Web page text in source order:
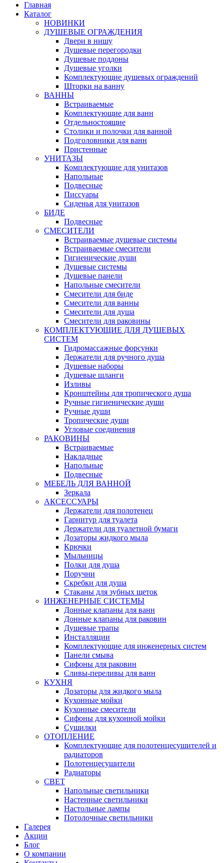
Главная
Каталог
НОВИНКИ
ДУШЕВЫЕ ОГРАЖДЕНИЯ
Двери в нишу
Душевые перегородки
Душевые поддоны
Душевые уголки
Комплектующие душевых ограждений
Шторки на ванну
ВАННЫ
Встраиваемые
Комплектующие для ванн
Отдельностоящие
Столики и полочки для ванной
Подголовники для ванн
Пристенные
УНИТАЗЫ
Комплектующие для унитазов
Напольные
Подвесные
Писсуары
Сиденья для унитазов
БИДЕ
Подвесные
СМЕСИТЕЛИ
Встраиваемые душевые системы
Встраиваемые смесители
Гигиенические души
Душевые системы
Душевые панели
Напольные смесители
Смесители для биде
Смесители для ванны
Смесители для душа
Смесители для раковины
КОМПЛЕКТУЮЩИЕ ДЛЯ ДУШЕВЫХ
СИСТЕМ
Гидромассажные форсунки
Держатели для ручного душа
Душевые наборы
Душевые шланги
Изливы
Кронштейны для тропического душа
Ручные гигиенические души
Ручные души
Тропические души
Угловые соединения
РАКОВИНЫ
Встраиваемые
Накладные
Напольные
Подвесные
МЕБЕЛЬ ДЛЯ ВАННОЙ
Зеркала
АКСЕССУАРЫ
Держатели для полотенец
Гарнитур для туалета
Держатели для туалетной бумаги
Дозаторы жидкого мыла
Крючки
Мыльницы
Полки для душа
Поручни
Скребки для душа
Стаканы для зубных щеток
ИНЖЕНЕРНЫЕ СИСТЕМЫ
Донные клапаны для ванн
Донные клапаны для раковин
Душевые трапы
Инсталляции
Комплектующие для инженерных систем
Панели смыва
Сифоны для раковин
Сливы-переливы для ванн
КУХНЯ
Дозаторы для жидкого мыла
Кухонные мойки
Кухонные смесители
Сифоны для кухонной мойки
Сушилки
ОТОПЛЕНИЕ
Комплектующие для полотенцесушителей и
радиаторов
Полотенцесушители
Радиаторы
СВЕТ
Напольные светильники
Настенные светильники
Настольные лампы
Потолочные светильники
Галерея
Акции
Блог
О компании